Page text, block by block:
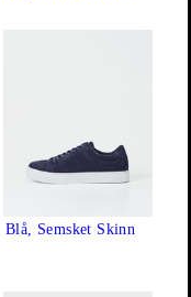
Blå, Semsket Skinn